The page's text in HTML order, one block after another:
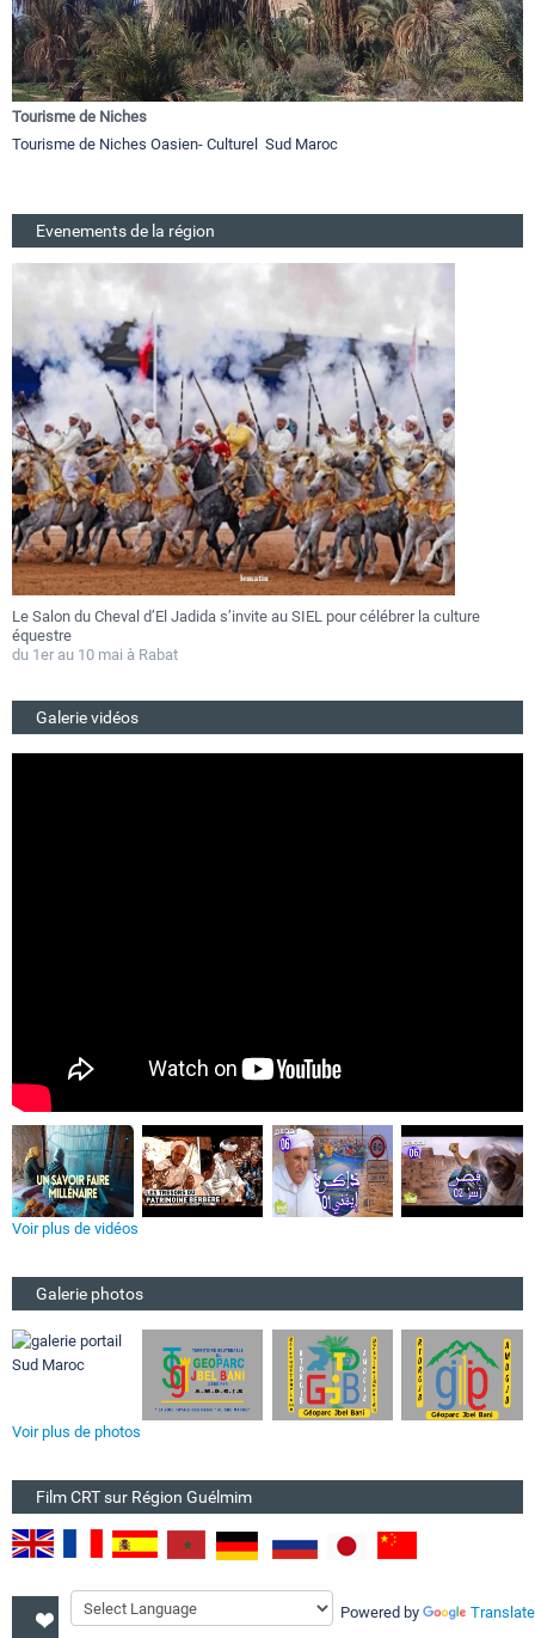
Tourisme de Niches
Tourisme de Niches Oasien- Culturel Sud Maroc
Evenements de la région
Le Salon du Cheval d’El Jadida s’invite au SIEL pour célébrer la culture
équestre
du 1er au 10 mai à Rabat
Galerie vidéos
Voir plus de vidéos
Galerie photos
Voir plus de photos
Film CRT sur Région Guélmim
Découvrir notre région Powered by Translate